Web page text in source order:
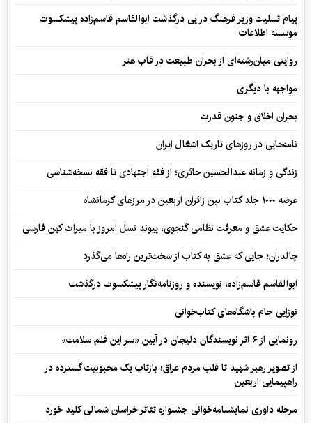
پیام تسلیت وزیر فرهنگ در پی درگذشت ابوالقاسم قاسم‌زاده پیشکسوت
موسسه اطلاعات
روایتی میان‌رشته‌ای از بحران طبیعت در قاب هنر
مواجهه با دیگری
بحران اخلاق و جنون قدرت
نامه‌هایی در روزهای تاریک اشغال ایران
زندگی و زمانه عبدالحسین حائری؛ از فقهِ اجتهادی تا فقهِ نسخه‌شناسی
عرضه ۱۰۰۰ جلد کتاب بین زائران اربعین در مرزهای کرمانشاه
حکایت عشق و معرفت نظامی گنجوی، پیوند نسل امروز با میراث کهن فارسی
چالدران؛ جایی که عشق به کتاب از سخت‌ترین راه‌ها می‌گذرد
ابوالقاسم قاسم‌زاده، نویسنده و روزنامه‌نگار پیشکسوت درگذشت
نوزایی جام باشگاه‌های کتاب‌خوانی
رونمایی از ۶ اثر نویسندگان دلیجان در آیین «سر این قلم سلامت»
از تصویر رهبر شهید تا قلب مردم عراق؛ بازتاب یک محبوبیت گسترده در
راهپیمایی اربعین
مرحله داوری نمایشنامه‌خوانی جشنواره تئاتر خراسان شمالی کلید خورد